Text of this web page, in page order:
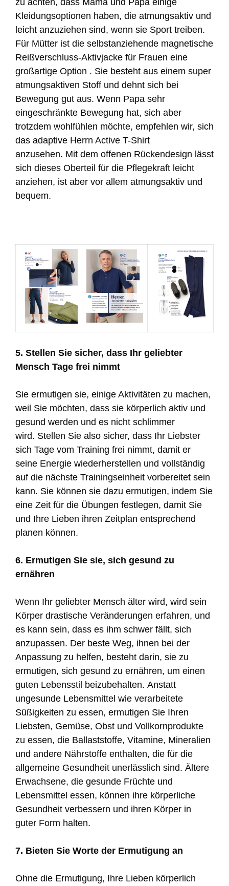
Kleidungsoptionen haben, die atmungsaktiv und
leicht anzuziehen sind, wenn sie Sport treiben.
Für Mütter ist die selbstanziehende magnetische
Reißverschluss-Aktivjacke für Frauen eine
großartige Option . Sie besteht aus einem super
atmungsaktiven Stoff und dehnt sich bei
Bewegung gut aus. Wenn Papa sehr
eingeschränkte Bewegung hat, sich aber
trotzdem wohlfühlen möchte, empfehlen wir, sich
das adaptive Herrn Active T-Shirt
anzusehen. Mit dem offenen Rückendesign lässt
sich dieses Oberteil für die Pflegekraft leicht
anziehen, ist aber vor allem atmungsaktiv und
bequem.
5. Stellen Sie sicher, dass Ihr geliebter
Mensch Tage frei nimmt
Sie ermutigen sie, einige Aktivitäten zu machen,
weil Sie möchten, dass sie körperlich aktiv und
gesund werden und es nicht schlimmer
wird. Stellen Sie also sicher, dass Ihr Liebster
sich Tage vom Training frei nimmt, damit er
seine Energie wiederherstellen und vollständig
auf die nächste Trainingseinheit vorbereitet sein
kann. Sie können sie dazu ermutigen, indem Sie
eine Zeit für die Übungen festlegen, damit Sie
und Ihre Lieben ihren Zeitplan entsprechend
planen können.
6. Ermutigen Sie sie, sich gesund zu
ernähren
Wenn Ihr geliebter Mensch älter wird, wird sein
Körper drastische Veränderungen erfahren, und
es kann sein, dass es ihm schwer fällt, sich
anzupassen. Der beste Weg, ihnen bei der
Anpassung zu helfen, besteht darin, sie zu
ermutigen, sich gesund zu ernähren, um einen
guten Lebensstil beizubehalten. Anstatt
ungesunde Lebensmittel wie verarbeitete
Süßigkeiten zu essen, ermutigen Sie Ihren
Liebsten, Gemüse, Obst und Vollkornprodukte
zu essen, die Ballaststoffe, Vitamine, Mineralien
und andere Nährstoffe enthalten, die für die
allgemeine Gesundheit unerlässlich sind. Ältere
Erwachsene, die gesunde Früchte und
Lebensmittel essen, können ihre körperliche
Gesundheit verbessern und ihren Körper in
guter Form halten.
7. Bieten Sie Worte der Ermutigung an
Ohne die Ermutigung, Ihre Lieben körperlich